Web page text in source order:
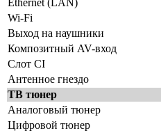
Ethernet (LAN)
Wi-Fi
Выход на наушники
Композитный AV-вход
Слот CI
Антенное гнездо
ТВ тюнер
Аналоговый тюнер
Цифровой тюнер